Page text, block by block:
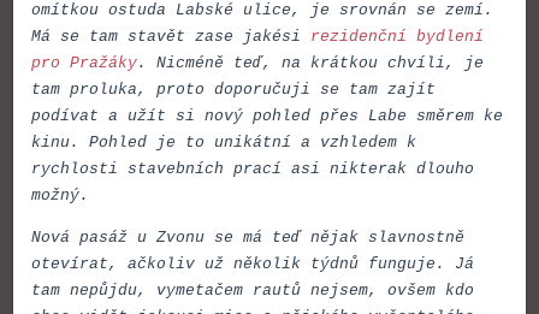
omítkou ostuda Labské ulice, je srovnán se zemí.
Má se tam stavět zase jakési rezidenční bydlení
pro Pražáky. Nicméně teď, na krátkou chvíli, je
tam proluka, proto doporučuji se tam zajít
podívat a užít si nový pohled přes Labe směrem ke
kinu. Pohled je to unikátní a vzhledem k
rychlosti stavebních prací asi nikterak dlouho
možný.
Nová pasáž u Zvonu se má teď nějak slavnostně
otevírat, ačkoliv už několik týdnů funguje. Já
tam nepůjdu, vymetačem rautů nejsem, ovšem kdo